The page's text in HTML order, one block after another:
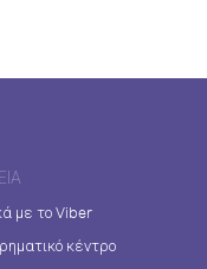
με το Viber
κέντρο